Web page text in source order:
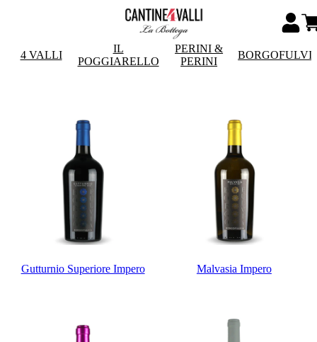
4 VALLI
IL
POGGIARELLO
PERINI &
PERINI
Gutturnio Superiore Impero Malvasia Impero